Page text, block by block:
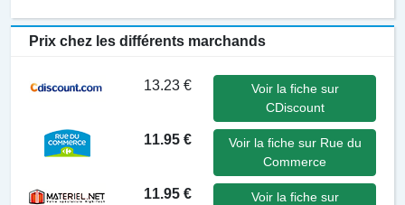
Prix chez les différents marchands
13.23 €
Voir la fiche sur
CDiscount
11.95 €
Voir la fiche sur Rue du
Commerce
11.95 € Voir la fiche sur